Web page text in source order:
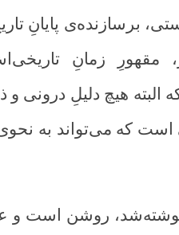
برسازنده‌ی پایانِ
مقهورِ زمانِ
هیچ دلیلِ درونی و
که می‌تواند به نحوی
روشن است و